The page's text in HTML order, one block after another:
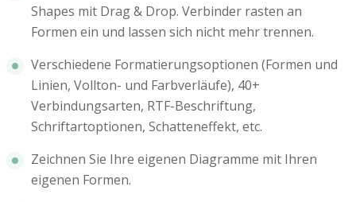
Shapes mit Drag & Drop. Verbinder rasten an
Formen ein und lassen sich nicht mehr trennen.
Verschiedene Formatierungsoptionen (Formen und
Linien, Vollton- und Farbverläufe), 40+
Verbindungsarten, RTF-Beschriftung,
Schriftartoptionen, Schatteneffekt, etc.
Zeichnen Sie Ihre eigenen Diagramme mit Ihren
eigenen Formen.